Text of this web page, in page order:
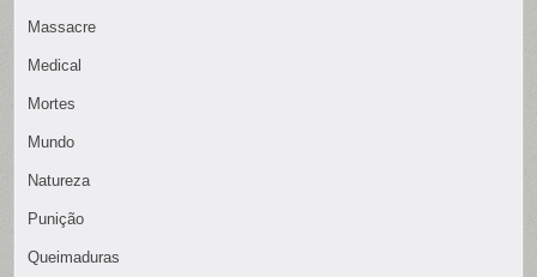
Massacre
Medical
Mortes
Mundo
Natureza
Punição
Queimaduras